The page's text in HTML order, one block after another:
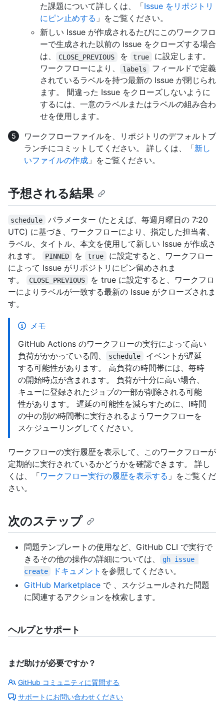
た課題について詳しくは、「Issue をリポジトリ
にピン止めする 」をご覧ください。
新しい Issue が作成されるたびにこのワークフロ
ーで生成された以前の Issue をクローズする場合
は、
CLOSE_PREVIOUS を true
に設定します。
ワークフローにより、
labels
フィールドで定義
されているラベルを持つ最新の Issue が閉じられ
ます。 間違った Issue をクローズしないように
するには、一意のラベルまたはラベルの組み合わ
せを使用します。
ワークフローファイルを、リポジトリのデフォルトブ
ランチにコミットしてください。 詳しくは、「新し
いファイルの作成 」をご覧ください。
予想される結果
schedule
パラメーター (たとえば、毎週月曜日の 7:20
UTC) に基づき、ワークフローにより、指定した担当者、
ラベル、タイトル、本文を使用して新しい Issue が作成さ
れます。
PINNED を true
に設定すると、ワークフロー
によって Issue がリポジトリにピン留めされま
す。
CLOSE_PREVIOUS
を true に設定すると、ワークフロ
ーによりラベルが一致する最新の Issue がクローズされま
す。
メモ
GitHub Actions のワークフローの実行によって高い
負荷がかかっている間、
schedule
イベントが遅延
する可能性があります。 高負荷の時間帯には、毎時
の開始時点が含まれます。 負荷が十分に高い場合、
キューに登録されたジョブの一部が削除される可能
性があります。 遅延の可能性を減らすために、Ⅰ時間
の中の別の時間帯に実行されるようワークフローを
スケジューリングしてください。
ワークフローの実行履歴を表示して、このワークフローが
定期的に実行されているかどうかを確認できます。 詳し
くは、「ワークフロー実行の履歴を表示する 」をご覧くだ
さい。
次のステップ
問題テンプレートの使用など、GitHub CLI で実行で
きるその他の操作の詳細については、
gh issue
create
ドキュメント を参照してください。
GitHub Marketplace で 、スケジュールされた問題
に関連するアクションを検索します。
ヘルプとサポート
まだ助けが必要ですか？
GitHub コミュニティに質問する
サポートにお問い合わせください